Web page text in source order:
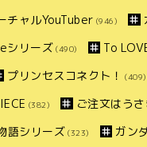
チャルYouTuber (946)
シリーズ (490) To
プリンセスコネクト！ (409)
(382) ご注文はう
語シリーズ (323) ガン